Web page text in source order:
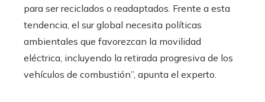
para ser reciclados o readaptados. Frente a esta
tendencia, el sur global necesita políticas
ambientales que favorezcan la movilidad
eléctrica, incluyendo la retirada progresiva de los
vehículos de combustión”, apunta el experto.